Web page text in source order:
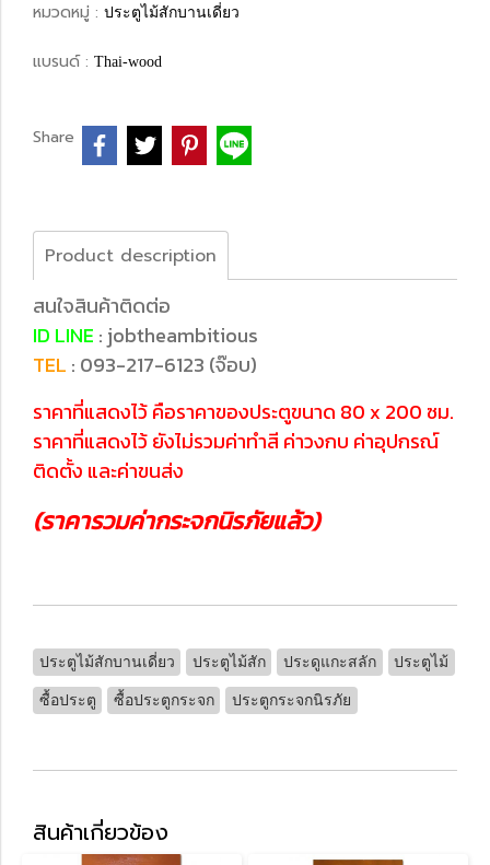
หมวดหมู่ : ประตูไม้สักบานเดี่ยว
แบรนด์ : Thai-wood
Share
Product description
สนใจสินค้าติดต่อ
ID LINE : jobtheambitious
TEL : 093-217-6123 (จ๊อบ)
ราคาที่แสดงไว้ คือราคาของประตูขนาด 80 x 200 ซม.
ราคาที่แสดงไว้ ยังไม่รวมค่าทำสี ค่าวงกบ ค่าอุปกรณ์
ติดตั้ง และค่าขนส่ง
(ราคารวมค่ากระจกนิรภัยแล้ว)
ประตูไม้สักบานเดี่ยว ประตูไม้สัก ประดูแกะสลัก ประตูไม้
ซื้อประตู ซื้อประตูกระจก ประตูกระจกนิรภัย
สินค้าเกี่ยวข้อง